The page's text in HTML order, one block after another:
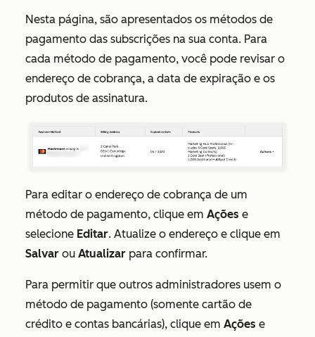
Nesta página, são apresentados os métodos de
pagamento das subscrições na sua conta. Para
cada método de pagamento, você pode revisar o
endereço de cobrança, a data de expiração e os
produtos de assinatura.
Para editar o endereço de cobrança de um
método de pagamento, clique em Ações e
selecione Editar. Atualize o endereço e clique em
Salvar ou Atualizar para confirmar.
Para permitir que outros administradores usem o
método de pagamento (somente cartão de
crédito e contas bancárias), clique em Ações e